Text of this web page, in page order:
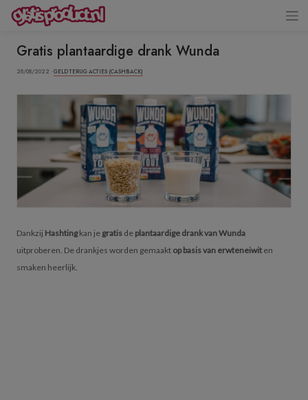
Gratis plantaardige drank Wunda
28/08/2022 ·GELD TERUG ACTIES (CASHBACK)
Dankzij Hashtingkan je gratis de plantaardige drank van Wunda
uitproberen. De drankjes worden gemaakt op basis van erwteneiwit en
smaken heerlijk.